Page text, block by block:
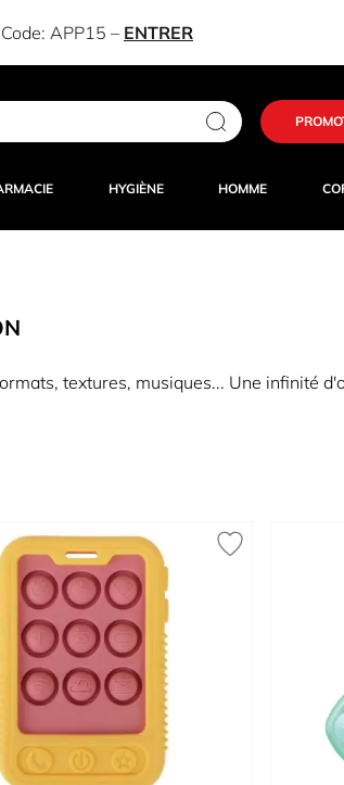
APP15 – ENTRER
HYGIÈNE HOMME
textures, musiques... Une infinité